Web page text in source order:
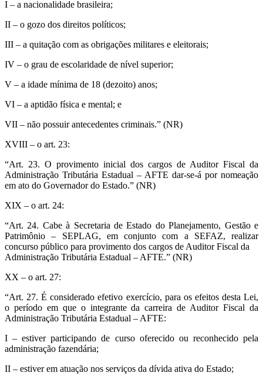
I – a nacionalidade brasileira;
II – o gozo dos direitos políticos;
III – a quitação com as obrigações militares e eleitorais;
IV – o grau de escolaridade de nível superior;
V – a idade mínima de 18 (dezoito) anos;
VI – a aptidão física e mental; e
VII – não possuir antecedentes criminais.” (NR)
XVIII – o art. 23:
“Art. 23. O provimento inicial dos cargos de Auditor Fiscal da
Administração Tributária Estadual – AFTE dar-se-á por nomeação
em ato do Governador do Estado.” (NR)
XIX – o art. 24:
“Art. 24. Cabe à Secretaria de Estado do Planejamento, Gestão e
Patrimônio – SEPLAG, em conjunto com a SEFAZ, realizar
concurso público para provimento dos cargos de Auditor Fiscal da
Administração Tributária Estadual – AFTE.” (NR)
XX – o art. 27:
“Art. 27. É considerado efetivo exercício, para os efeitos desta Lei,
o período em que o integrante da carreira de Auditor Fiscal da
Administração Tributária Estadual – AFTE:
I – estiver participando de curso oferecido ou reconhecido pela
administração fazendária;
II – estiver em atuação nos serviços da dívida ativa do Estado;